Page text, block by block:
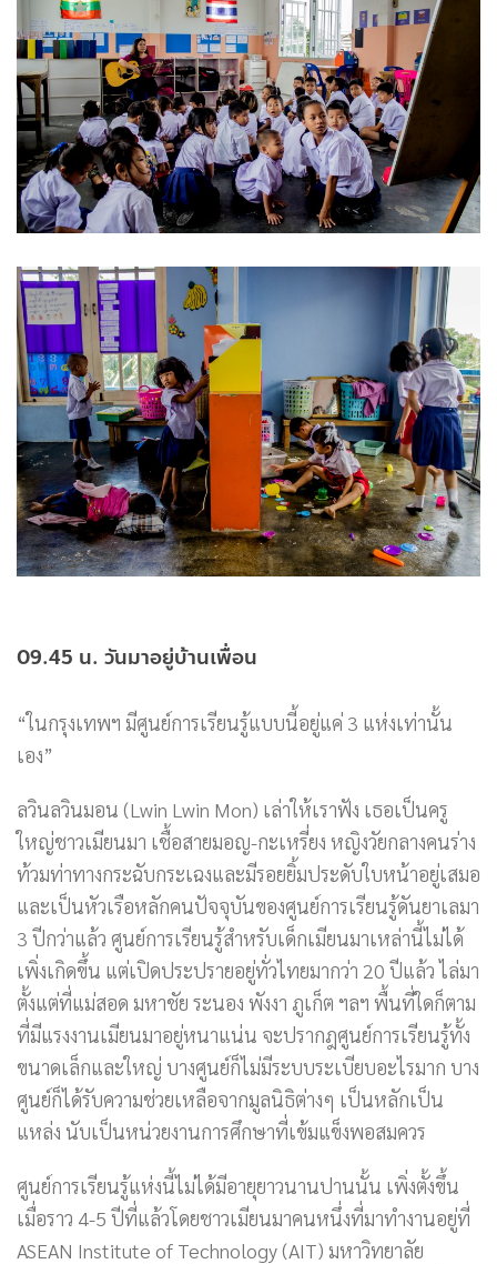
09.45 น. วันมาอยู่บ้านเพื่อน
“ในกรุงเทพฯ มีศูนย์การเรียนรู้แบบนี้อยู่แค่ 3 แห่งเท่านั้น
เอง”
ลวินลวินมอน (Lwin Lwin Mon) เล่าให้เราฟัง เธอเป็นครู
ใหญ่ชาวเมียนมา เชื้อสายมอญ-กะเหรี่ยง หญิงวัยกลางคนร่าง
ท้วมท่าทางกระฉับกระเฉงและมีรอยยิ้มประดับใบหน้าอยู่เสมอ
และเป็นหัวเรือหลักคนปัจจุบันของศูนย์การเรียนรู้ดันยาเลมา
3 ปีกว่าแล้ว ศูนย์การเรียนรู้สำหรับเด็กเมียนมาเหล่านี้ไม่ได้
เพิ่งเกิดขึ้น แต่เปิดประปรายอยู่ทั่วไทยมากว่า 20 ปีแล้ว ไล่มา
ตั้งแต่ที่แม่สอด มหาชัย ระนอง พังงา ภูเก็ต ฯลฯ พื้นที่ใดก็ตาม
ที่มีแรงงานเมียนมาอยู่หนาแน่น จะปรากฎศูนย์การเรียนรู้ทั้ง
ขนาดเล็กและใหญ่ บางศูนย์ก็ไม่มีระบบระเบียบอะไรมาก บาง
ศูนย์ก็ได้รับความช่วยเหลือจากมูลนิธิต่างๆ เป็นหลักเป็น
แหล่ง นับเป็นหน่วยงานการศึกษาที่เข้มแข็งพอสมควร
ศูนย์การเรียนรู้แห่งนี้ไม่ได้มีอายุยาวนานปานนั้น เพิ่งตั้งขึ้น
เมื่อราว 4-5 ปีที่แล้วโดยชาวเมียนมาคนหนึ่งที่มาทำงานอยู่ที่
ASEAN Institute of Technology (AIT) มหาวิทยาลัย